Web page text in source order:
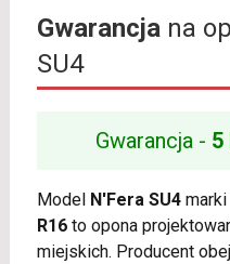
Gwarancjana
SU4
Gwarancja - 5
Model N'Fera SU4marki
R16to opona
miejskich. Producent